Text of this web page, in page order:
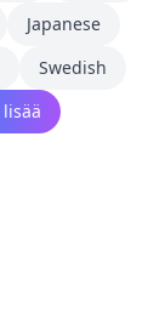
Japanese
Swedish